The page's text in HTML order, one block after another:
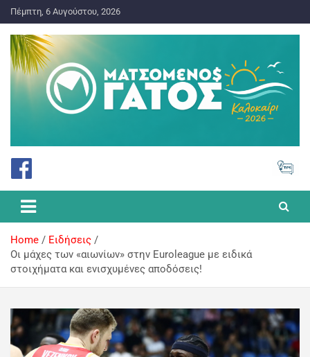
Πέμπτη, 6 Αυγούστου, 2026
Ματσωμένος Γάτος – Όλα για
το Στοίχημα
Home
Ειδήσεις
Oι μάχες των «αιωνίων» στην Euroleague με ειδικά
στοιχήματα και ενισχυμένες αποδόσεις!